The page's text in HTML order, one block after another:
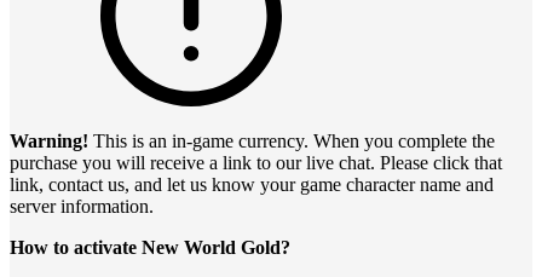
Warning! This is an in-game currency. When you complete the
purchase you will receive a link to our live chat. Please click that
link, contact us, and let us know your game character name and
server information.
How to activate New World Gold?